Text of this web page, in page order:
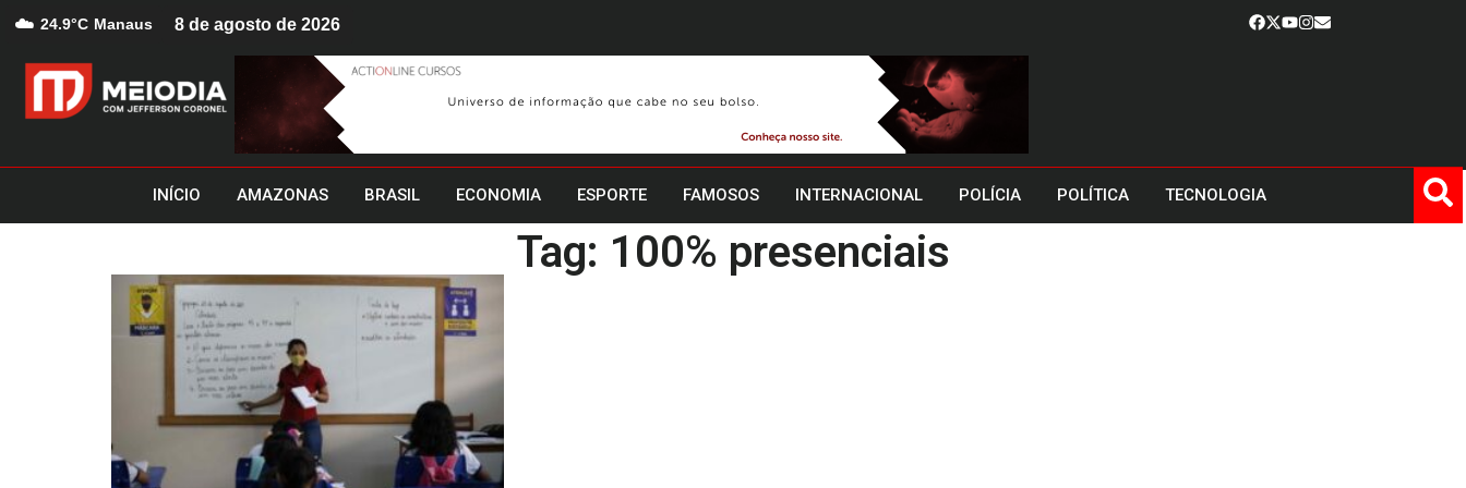
☁️ 24.9°C Manaus 8 de agosto de 2026
INÍCIO AMAZONAS BRASIL ECONOMIA ESPORTE FAMOSOS INTERNACIONAL POLÍCIA POLÍTICA TECNOLOGIA
Tag: 100% presenciais